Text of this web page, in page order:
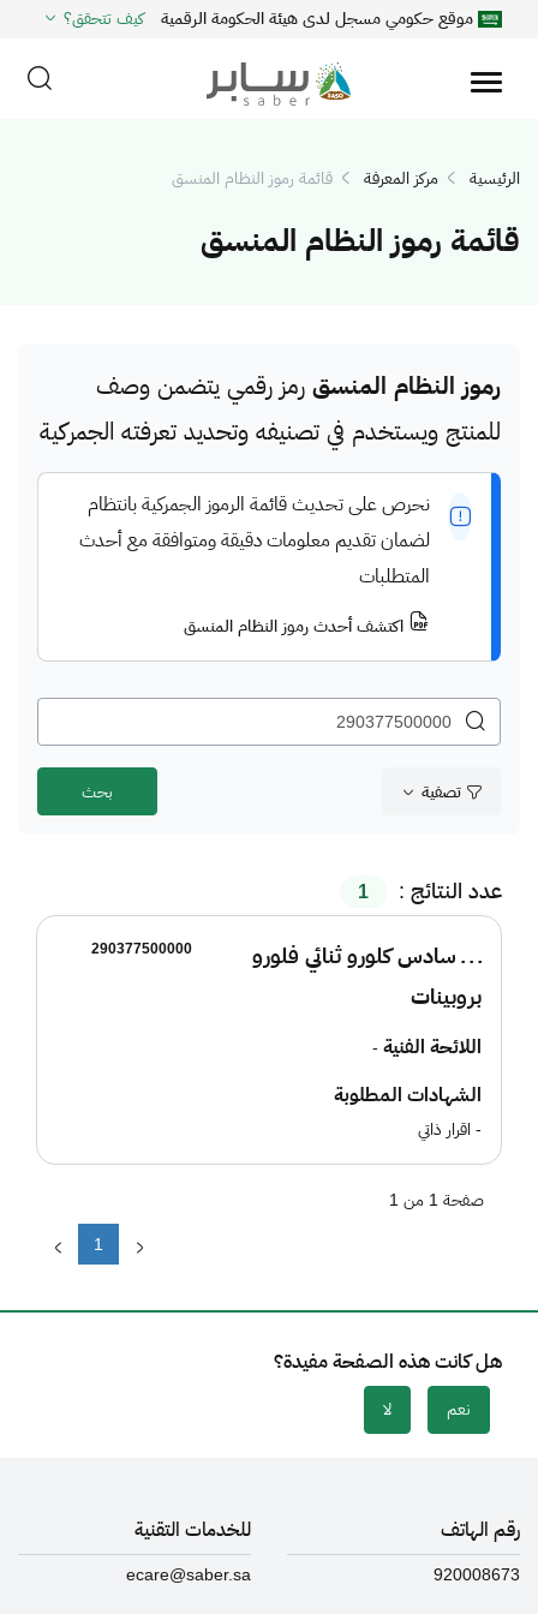
موقع حكومي مسجل لدى هيئة الحكومة الرقمية كيف تتحقق؟
الرئيسية مركز المعرفة قائمة رموز النظام المنسق
قائمة رموز النظام المنسق
رموز النظام المنسق رمز رقمي يتضمن وصف
للمنتج ويستخدم في تصنيفه وتحديد تعرفته الجمركية
نحرص على تحديث قائمة الرموز الجمركية بانتظام
لضمان تقديم معلومات دقيقة ومتوافقة مع أحدث
المتطلبات
اكتشف أحدث رموز النظام المنسق
تصفية
عدد النتائج : 1
290377500000
ـ ـ ـ سادس كلورو ثنائي فلورو
بروبينات
اللائحة الفنية -
الشهادات المطلوبة
- اقرار ذاتي
1
صفحة 1 من 1
هل كانت هذه الصفحة مفيدة؟
نعم لا
رقم الهاتف
920008673
للخدمات التقنية
ecare@saber.sa